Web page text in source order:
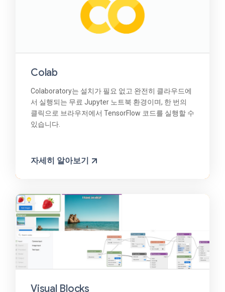
Colab
Colaboratory는 설치가 필요 없고 완전히 클라우드에
서 실행되는 무료 Jupyter 노트북 환경이며, 한 번의
클릭으로 브라우저에서 TensorFlow 코드를 실행할 수
있습니다.
자세히 알아보기
Visual Blocks